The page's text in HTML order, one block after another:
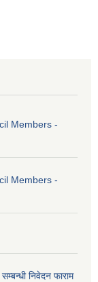
Members -
Members -
निवेदन फाराम